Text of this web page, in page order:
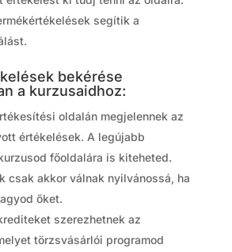
segítik a
bekérése
a kurzusaidhoz:
oldalán megjelennek az
értékelések. A legújabb
főoldalára is kiteheted.
csak akkor válnak nyilvánossá, ha
őket.
szerezhetnek az
törzsvásárlói programod